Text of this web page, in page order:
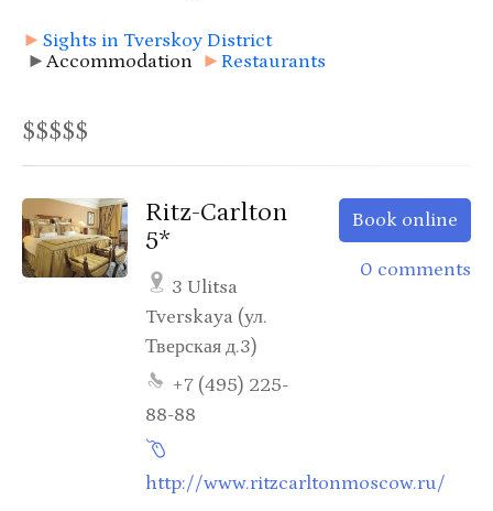
► Sights in Tverskoy District
► Accommodation ► Restaurants
$$$$$
Ritz-Carlton
5*
3 Ulitsa
Tverskaya (ул.
Тверская д.3)
+7 (495) 225-
88-88
http://www.ritzcarltonmoscow.ru/
Book online
0 comments